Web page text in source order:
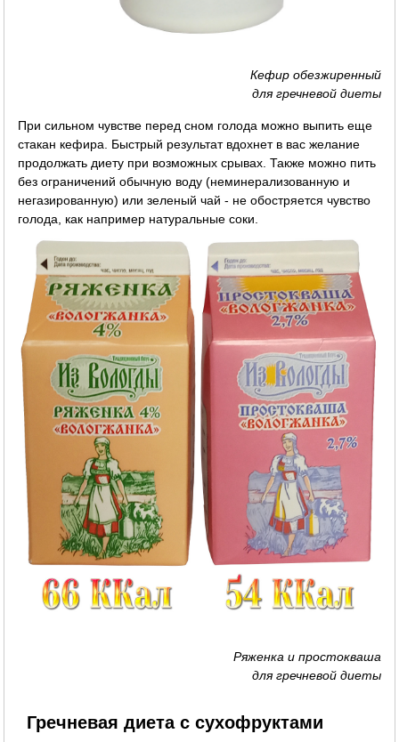
Кефир обезжиренный
для гречневой диеты
При сильном чувстве перед сном голода можно выпить еще
стакан кефира. Быстрый результат вдохнет в вас желание
продолжать диету при возможных срывах. Также можно пить
без ограничений обычную воду (неминерализованную и
негазированную) или зеленый чай - не обостряется чувство
голода, как например натуральные соки.
Ряженка и простокваша
для гречневой диеты
Гречневая диета с сухофруктами